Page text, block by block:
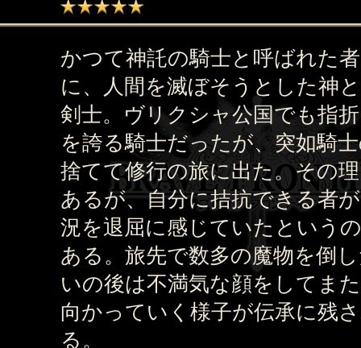
かつて神託の騎士と呼ばれた
に、人間を滅ぼそうとした神
剣士。ヴリクシャ公国でも指
を誇る騎士だったが、突如騎
捨てて修行の旅に出た。その
あるが、自分に拮抗できる者
況を退屈に感じていたという
ある。旅先で数多の魔物を倒
いの後は不満気な顔をしてま
向かっていく様子が伝承に残
る。